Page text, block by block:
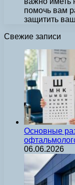
помочь вам
защитить
Свежие записи
Основные
06.06.2026